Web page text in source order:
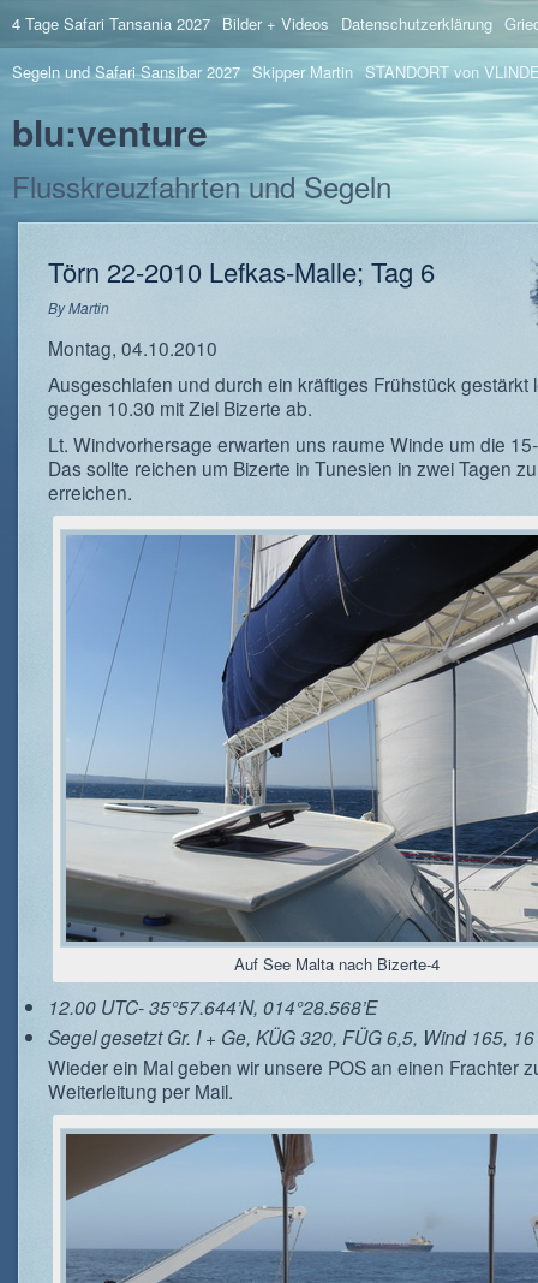
4 Tage Safari Tansania 2027 Bilder + Videos Datenschutzerklärung
Segeln und Safari Sansibar 2027 Skipper Martin STANDORT von
blu:venture
Flusskreuzfahrten und Segeln
Törn 22-2010 Lefkas-Malle; Tag 6
ByMartin
Montag, 04.10.2010
Ausgeschlafen und durch ein kräftiges Frühstück gestärkt
gegen 10.30 mit Ziel Bizerte ab.
Lt. Windvorhersage erwarten uns raume Winde um die
Das sollte reichen um Bizerte in Tunesien in zwei Tagen zu
erreichen.
Auf See Malta nach Bizerte-4
12.00 UTC- 35°57.644’N, 014°28.568’E
Segel gesetzt Gr. I + Ge, KÜG 320, FÜG 6,5, Wind 165,
Wieder ein Mal geben wir unsere POS an einen Frachter
Weiterleitung per Mail.